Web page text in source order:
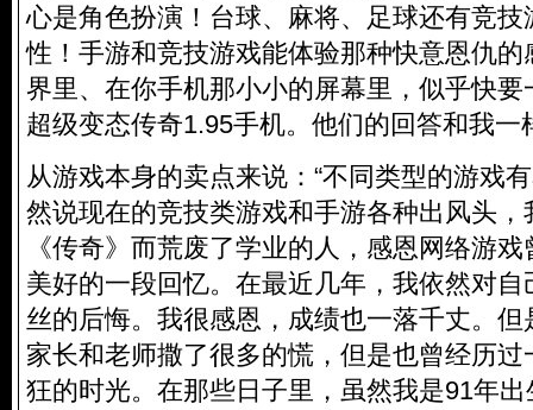
心是角色扮演！台球、麻将、足球还有竞
性！手游和竞技游戏能体验那种快意恩仇
界里、在你手机那小小的屏幕里，似乎快
超级变态传奇1.95手机。他们的回答和我一
从游戏本身的卖点来说：“不同类型的游戏
然说现在的竞技类游戏和手游各种出风头
《传奇》而荒废了学业的人，感恩网络游
美好的一段回忆。在最近几年，我依然对
丝的后悔。我很感恩，成绩也一落千丈。
家长和老师撒了很多的慌，但是也曾经历
狂的时光。在那些日子里，虽然我是91年